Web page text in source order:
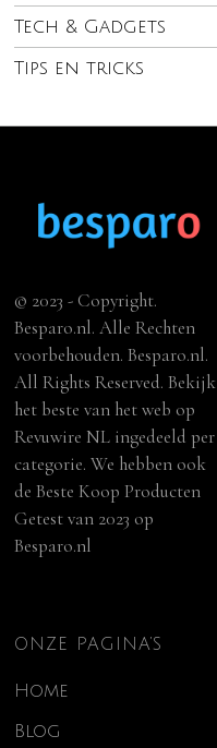
Tech & Gadgets
Tips en tricks
© 2023 - Copyright.
Besparo.nl. Alle Rechten
voorbehouden. Besparo.nl.
All Rights Reserved. Bekijk
het beste van het web op
Revuwire NL ingedeeld per
categorie. We hebben ook
deBeste Koop Producten
Getest van 2023 op
Besparo.nl
ONZE PAGINA’S
Home
Blog